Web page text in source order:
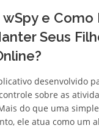
e Como
Seus
desenvolvido
sobre as
do que uma
ele atua como um